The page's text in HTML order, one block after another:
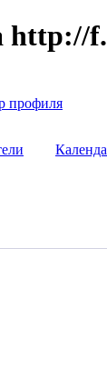
http://
профиля